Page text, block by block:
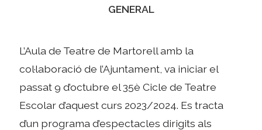
Categories
GENERAL
L’Aula de Teatre de Martorell amb la
col·laboració de l’Ajuntament, va iniciar el
passat 9 d’octubre el 35è Cicle de Teatre
Escolar d’aquest curs 2023/2024. Es tracta
d’un programa d’espectacles dirigits als